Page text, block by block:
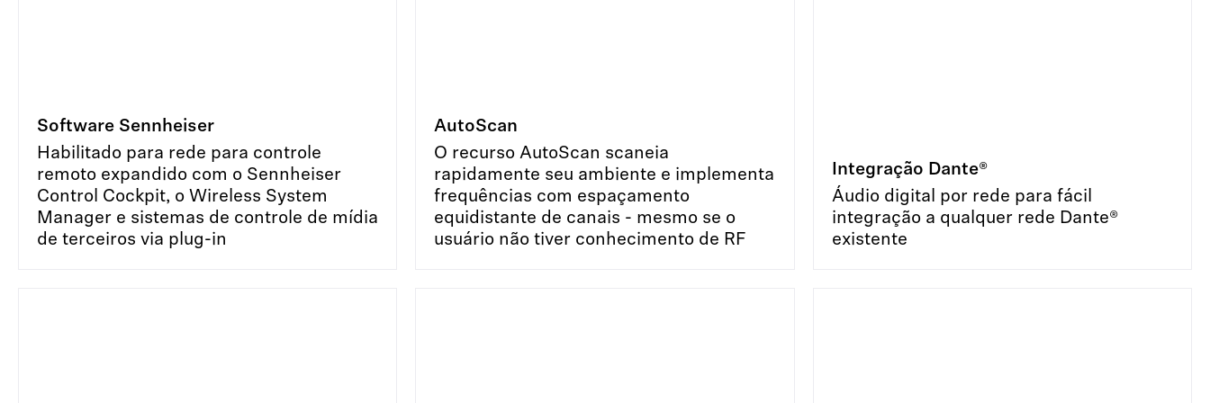
Software Sennheiser
Habilitado para rede para controle
remoto expandido com o Sennheiser
Control Cockpit, o Wireless System
Manager e sistemas de controle de mídia
de terceiros via plug-in
AutoScan
O recurso AutoScan scaneia
rapidamente seu ambiente e implementa
frequências com espaçamento
equidistante de canais - mesmo se o
usuário não tiver conhecimento de RF
Integração Dante®
Áudio digital por rede para fácil
integração a qualquer rede Dante®
existente